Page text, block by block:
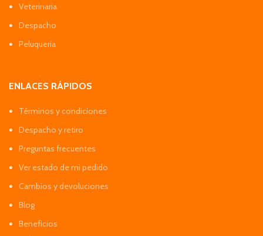
Veterinaria
Despacho
Peluquería
ENLACES RÁPIDOS
Términos y condiciones
Despacho y retiro
Preguntas frecuentes
Ver estado de mi pedido
Cambios y devoluciones
Blog
Beneficios